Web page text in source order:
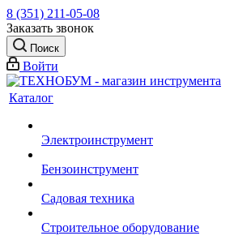
8 (351) 211-05-08
Заказать звонок
Поиск
Войти
Каталог
Электроинструмент
Бензоинструмент
Садовая техника
Строительное оборудование